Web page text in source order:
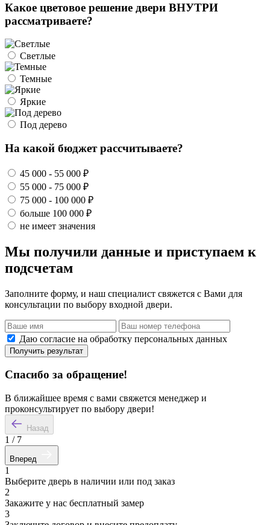
Какое цветовое решение двери ВНУТРИ
рассматриваете?
Светлые
Темные
Яркие
Под дерево
На какой бюджет рассчитываете?
45 000 - 55 000 ₽
55 000 - 75 000 ₽
75 000 - 100 000 ₽
больше 100 000 ₽
не имеет значения
Мы получили данные и приступаем к
подсчетам
Заполните форму, и наш специалист свяжется с Вами для
консультации по выбору входной двери.
Даю согласие на обработку персональных данных
Получить результат
Спасибо за обращение!
В ближайшее время с вами свяжется менеджер и
проконсультирует по выбору двери!
Назад
1 / 7
Вперед
1
Выберите дверь в наличии или под заказ
2
Закажите у нас бесплатный замер
3